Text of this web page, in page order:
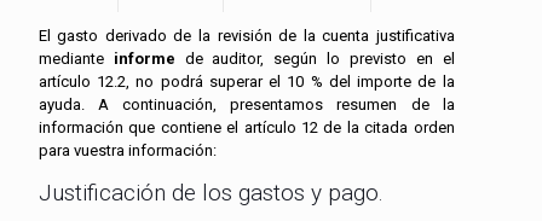
El gasto derivado de la revisión de la cuenta justificativa
mediante informe de auditor, según lo previsto en el
artículo 12.2, no podrá superar el 10 % del importe de la
ayuda. A continuación, presentamos resumen de la
información que contiene el artículo 12 de la citada orden
para vuestra información:
Justificación de los gastos y pago.